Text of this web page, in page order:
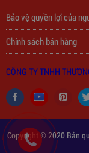
Bảo vệ quyền lợi của
Chính sách bán hàng
CÔNG TY TNHH
Copyright © 2020 Bản